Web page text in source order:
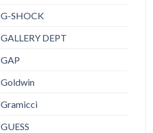
G-SHOCK
GALLERY DEPT
GAP
Goldwin
Gramicci
GUESS